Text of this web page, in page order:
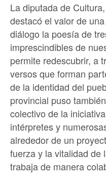
La diputada de
destacó el valor de
diálogo la poesía de
imprescindibles de
permite redescubrir, a
versos que forman
de la identidad del
provincial puso
colectivo de la
intérpretes y
alrededor de un
fuerza y la vitalidad de
trabaja de manera